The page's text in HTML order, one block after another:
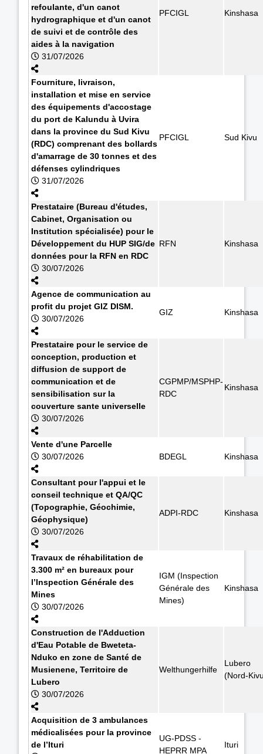
refoulante, d'un canot
hydrographique et d'un canot
de suivi et de contrôle des
aides à la navigation
31/07/2026
PFCIGL Kinshasa
Fourniture, livraison,
installation et mise en service
des équipements d'accostage
du port de Kalundu à Uvira
dans la province du Sud Kivu
(RDC) comprenant des bollards
d'amarrage de 30 tonnes et des
défenses cylindriques
31/07/2026
PFCIGL Sud Kivu
Prestataire (Bureau d'études,
Cabinet, Organisation ou
Institution spécialisée) pour le
Développement du HUP SIG/de
données pour la RFN en RDC
30/07/2026
RFN Kinshasa
Agence de communication au
profit du projet GIZ DISM.
30/07/2026
GIZ Kinshasa
Prestataire pour le service de
conception, production et
diffusion de support de
communication et de
sensibilisation sur la
couverture sante universelle
30/07/2026
CGPMP/MSPHP-
RDC
Kinshasa
Vente d'une Parcelle
30/07/2026
BDEGL Kinshasa
Consultant pour l'appui et le
conseil technique et QA/QC
(Topographie, Géochimie,
Géophysique)
30/07/2026
ADPI-RDC Kinshasa
Travaux de réhabilitation de
3.300 m² en bureaux pour
l’Inspection Générale des
Mines
30/07/2026
IGM (Inspection
Générale des
Mines)
Kinshasa
Construction de l'Adduction
d'Eau Potable de Bweteta-
Nduko en zone de Santé de
Musienene, Territoire de
Lubero
30/07/2026
Welthungerhilfe
Lubero
(Nord-
Acquisition de 3 ambulances
médicalisées pour la province
de l’Ituri
UG-PDSS -
HEPRR MPA
Ituri